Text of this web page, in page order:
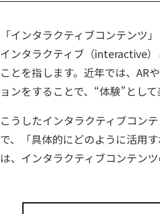
「インタラクティブコンテンツ
インタラクティブ（interactive
ことを指します。近年では、AR
ョンをすることで、“体験”とし
こうしたインタラクティブコン
で、「具体的にどのように活用
は、インタラクティブコンテン